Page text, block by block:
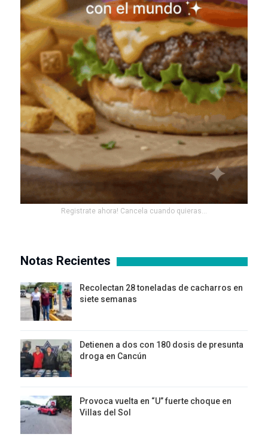
Registrate ahora! Cancela cuando quieras...
Notas Recientes
Recolectan 28 toneladas de cacharros en
siete semanas
Detienen a dos con 180 dosis de presunta
droga en Cancún
Provoca vuelta en “U” fuerte choque en
Villas del Sol